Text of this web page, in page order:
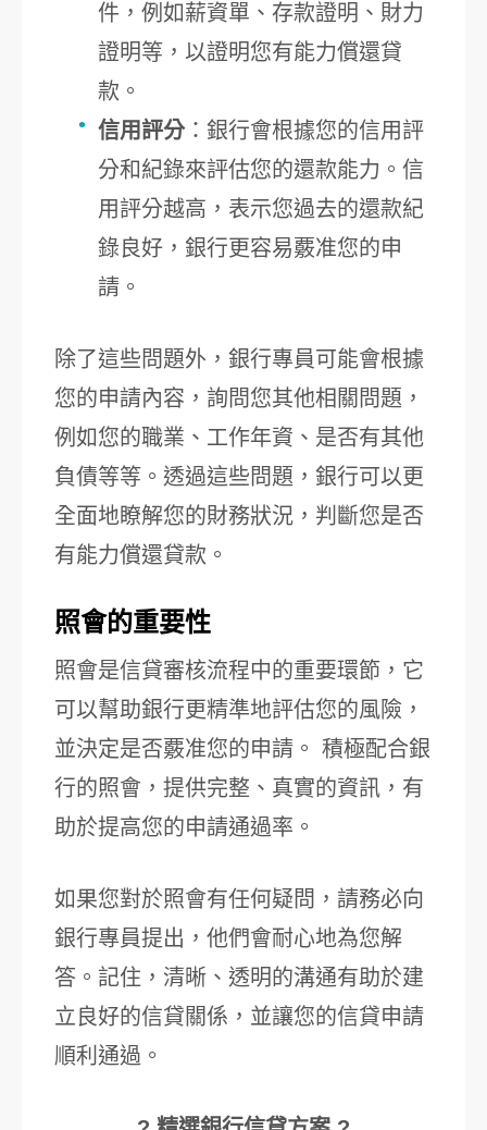
件，例如薪資單、存款證明、財力
證明等，以證明您有能力償還貸
款。
信用評分：銀行會根據您的信用評
分和紀錄來評估您的還款能力。信
用評分越高，表示您過去的還款紀
錄良好，銀行更容易覈准您的申
請。
除了這些問題外，銀行專員可能會根據
您的申請內容，詢問您其他相關問題，
例如您的職業、工作年資、是否有其他
負債等等。透過這些問題，銀行可以更
全面地瞭解您的財務狀況，判斷您是否
有能力償還貸款。
照會的重要性
照會是信貸審核流程中的重要環節，它
可以幫助銀行更精準地評估您的風險，
並決定是否覈准您的申請。 積極配合銀
行的照會，提供完整、真實的資訊，有
助於提高您的申請通過率。
如果您對於照會有任何疑問，請務必向
銀行專員提出，他們會耐心地為您解
答。記住，清晰、透明的溝通有助於建
立良好的信貸關係，並讓您的信貸申請
順利通過。